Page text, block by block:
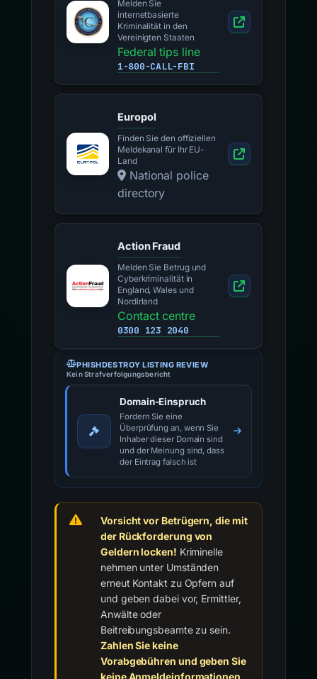
Melden Sie
internetbasierte
Kriminalität in den
Vereinigten Staaten
Federal tips line
1-800-CALL-FBI
Europol
Finden Sie den offiziellen
Meldekanal für Ihr EU-
Land
National police
directory
Action Fraud
Melden Sie Betrug und
Cyberkriminalität in
England, Wales und
Nordirland
Contact centre
0300 123 2040
PHISHDESTROY LISTING REVIEW
Kein Strafverfolgungsbericht
Domain-Einspruch
Fordern Sie eine
Überprüfung an, wenn Sie
Inhaber dieser Domain sind
und der Meinung sind, dass
der Eintrag falsch ist
Vorsicht vor Betrügern, die mit
der Rückforderung von
Geldern locken! Kriminelle
nehmen unter Umständen
erneut Kontakt zu Opfern auf
und geben dabei vor, Ermittler,
Anwälte oder
Beitreibungsbeamte zu sein.
Zahlen Sie keine
Vorabgebühren und geben Sie
keine Anmeldeinformationen